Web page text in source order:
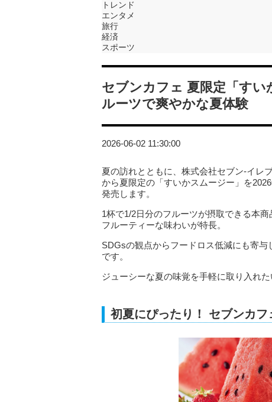
トレンド
エンタメ
旅行
経済
スポーツ
セブンカフェ 夏限定「すい
ルーツで爽やかな夏体験
2026-06-02 11:30:00
夏の訪れとともに、株式会社セブン‐イレ
から夏限定の「すいかスムージー」を
発売します。
1杯で1/2日分のフルーツが摂取できる本
フルーティーな味わいが特長。
SDGsの観点からフードロス低減にも寄
です。
ジューシーな夏の味覚を手軽に取り入れ
初夏にぴったり！ セブンカ